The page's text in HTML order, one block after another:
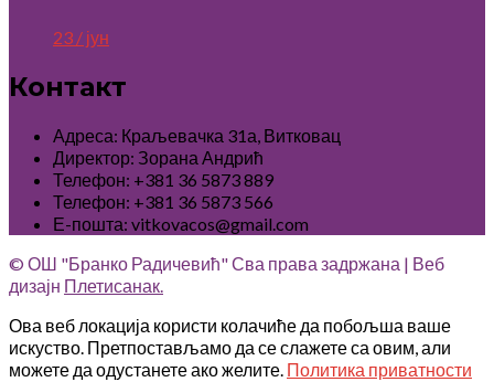
23 / јун
Контакт
Адреса: Краљевачка 31а, Витковац
Директор: Зорана Андрић
Телефон: +381 36 5873 889
Телефон: +381 36 5873 566
Е-пошта: vitkovacos@gmail.com
© ОШ "Бранко Радичевић" Сва права задржана | Веб
дизајн Плетисанак.
Ова веб локација користи колачиће да побољша ваше
искуство. Претпостављамо да се слажете са овим, али
можете да одустанете ако желите. Политика приватности